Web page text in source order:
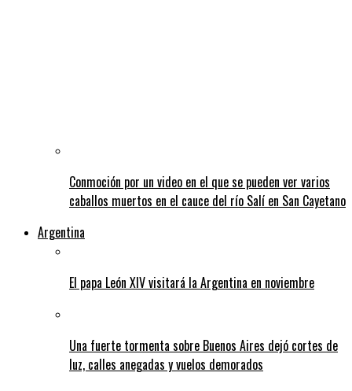
Conmoción por un video en el que se pueden ver varios
caballos muertos en el cauce del río Salí en San Cayetano
Argentina
El papa León XIV visitará la Argentina en noviembre
Una fuerte tormenta sobre Buenos Aires dejó cortes de
luz, calles anegadas y vuelos demorados